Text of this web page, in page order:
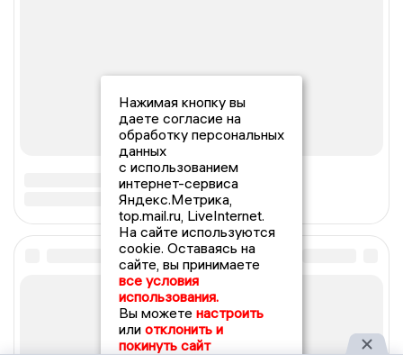
Нажимая кнопку вы
даете согласие на
обработку персональных
данных
с использованием
интернет-сервиса
Яндекс.Метрика,
top.mail.ru, LiveInternet.
На сайте используются
cookie. Оставаясь на
сайте, вы принимаете
все условия
использования.
Вы можете настроить
или отклонить и
покинуть сайт